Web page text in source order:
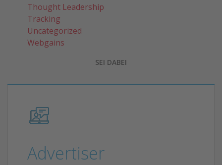
Thought Leadership
Tracking
Uncategorized
Webgains
SEI DABEI
Advertiser